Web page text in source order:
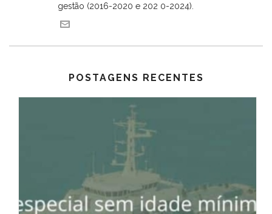
gestão (2016-2020 e 202 0-2024).
POSTAGENS RECENTES